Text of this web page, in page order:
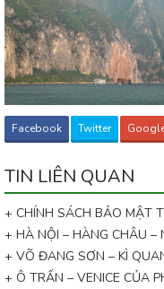
Facebook Twitter
TIN LIÊN QUAN
+ CHÍNH SÁCH BẢO MẬT
+ HÀ NỘI – HÀNG CHÂU –
+ VÕ ĐANG SƠN – KÌ
+ Ô TRẤN – VENICE CỦA